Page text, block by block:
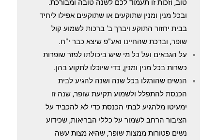
ובכל מנין ומנין שתוקעים או שתוקעים אפילו ליחיד
בבית יחזור התוקע ויברך ב' ברכות לשמוע קול
שופר, וברכת שהחיינו ואע"פ שיצא כבר י"ח.
על הגבאים ועל כל מי שיש ביכולתו לפזר שופרות
כשרות בכל מנין ומנין, כדי שיוכלו לתקוע בהן.
הנשים שהורגלו בכל שנה ושנה להגיע לבית
הכנסת להתפלל ולשמוע תקיעת שופר, שנה זו
ימעיטו מלהגיע לבתי הכנסת כדי לא להכביד על
הציבור הרחב לשמור על כללי הבריאות, שכידוע
נשים פטורות ממצות שופר, שהיא מצות עשה